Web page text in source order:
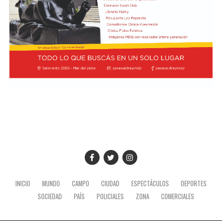
INICIO MUNDO CAMPO CIUDAD ESPECTÁCULOS
DEPORTES
SOCIEDAD
PAÍS POLICIALES ZONA COMERCIALES